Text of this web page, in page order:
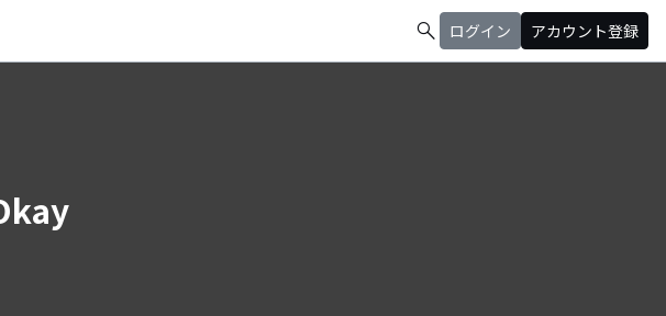
search ログイン アカウント登録